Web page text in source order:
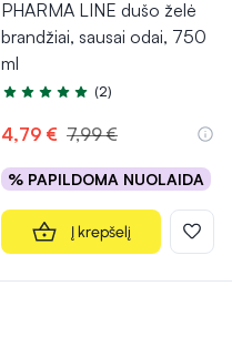
PHARMA LINE dušo želė
brandžiai, sausai odai, 750
ml
Įvertinimas 5.0 iš 5
(2)
4,79 € 7,99 €
% PAPILDOMA NUOLAIDA
Į krepšelį